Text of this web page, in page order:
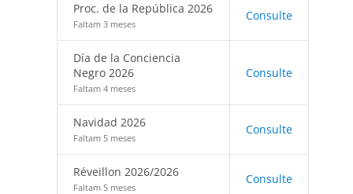
Proc. de la República 2026
Faltam 3 meses
Consulte
Día de la Conciencia
Negro 2026
Faltam 4 meses
Consulte
Navidad 2026
Faltam 5 meses
Consulte
Réveillon 2026/2026
Faltam 5 meses
Consulte